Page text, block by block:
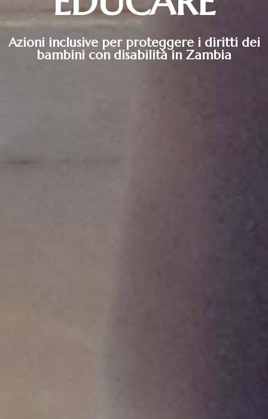
Azioni inclusive per proteggere i diritti dei
bambini con disabilità in Zambia